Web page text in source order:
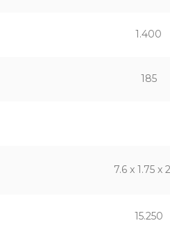
1.400
185
7.6 x 1.75 x
15.250